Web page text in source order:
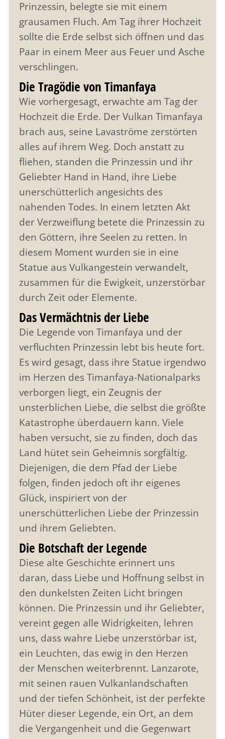
Prinzessin, belegte sie mit einem
grausamen Fluch. Am Tag ihrer Hochzeit
sollte die Erde selbst sich öffnen und das
Paar in einem Meer aus Feuer und Asche
verschlingen.
Die Tragödie von Timanfaya
Wie vorhergesagt, erwachte am Tag der
Hochzeit die Erde. Der Vulkan Timanfaya
brach aus, seine Lavaströme zerstörten
alles auf ihrem Weg. Doch anstatt zu
fliehen, standen die Prinzessin und ihr
Geliebter Hand in Hand, ihre Liebe
unerschütterlich angesichts des
nahenden Todes. In einem letzten Akt
der Verzweiflung betete die Prinzessin zu
den Göttern, ihre Seelen zu retten. In
diesem Moment wurden sie in eine
Statue aus Vulkangestein verwandelt,
zusammen für die Ewigkeit, unzerstörbar
durch Zeit oder Elemente.
Das Vermächtnis der Liebe
Die Legende von Timanfaya und der
verfluchten Prinzessin lebt bis heute fort.
Es wird gesagt, dass ihre Statue irgendwo
im Herzen des Timanfaya-Nationalparks
verborgen liegt, ein Zeugnis der
unsterblichen Liebe, die selbst die größte
Katastrophe überdauern kann. Viele
haben versucht, sie zu finden, doch das
Land hütet sein Geheimnis sorgfältig.
Diejenigen, die dem Pfad der Liebe
folgen, finden jedoch oft ihr eigenes
Glück, inspiriert von der
unerschütterlichen Liebe der Prinzessin
und ihrem Geliebten.
Die Botschaft der Legende
Diese alte Geschichte erinnert uns
daran, dass Liebe und Hoffnung selbst in
den dunkelsten Zeiten Licht bringen
können. Die Prinzessin und ihr Geliebter,
vereint gegen alle Widrigkeiten, lehren
uns, dass wahre Liebe unzerstörbar ist,
ein Leuchten, das ewig in den Herzen
der Menschen weiterbrennt. Lanzarote,
mit seinen rauen Vulkanlandschaften
und der tiefen Schönheit, ist der perfekte
Hüter dieser Legende, ein Ort, an dem
die Vergangenheit und die Gegenwart